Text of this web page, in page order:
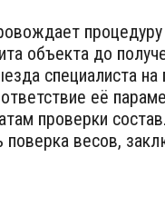
объекта до
специалиста
её
проверки
весов,